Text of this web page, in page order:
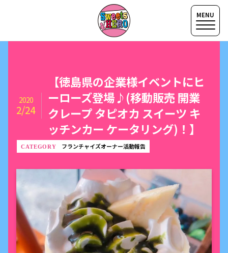
【徳島県の企業様イベントにヒ
ーローズ登場♪(移動販売 開業
クレープ タピオカ スイーツ キ
ッチンカー ケータリング)！】
2020
2/24
フランチャイズオーナー活動報告